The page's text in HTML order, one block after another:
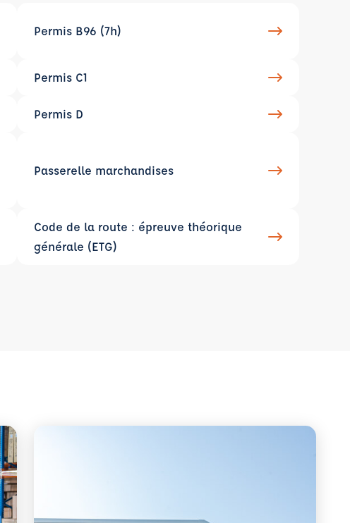
Permis B96 (7h)
Permis C1
Permis D
Passerelle marchandises
Code de la route : épreuve théorique
générale (ETG)